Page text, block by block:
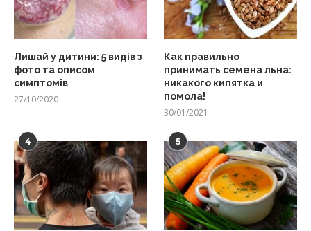
Лишай у дитини: 5 видів з
фото та описом
симптомів
27/10/2020
Как правильно
принимать семена льна:
никакого кипятка и
помола!
30/01/2021
4 5